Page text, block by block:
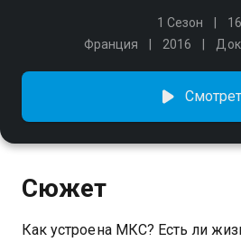
1 Сезон
Франция
2016
Сюжет
Как устроена МКС? Есть ли